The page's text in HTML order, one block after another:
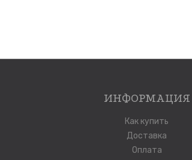
ИНФОРМАЦИЯ
Как купить
Доставка
Оплата